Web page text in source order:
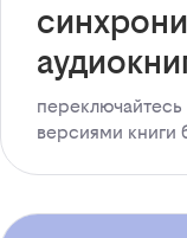
версиями книги